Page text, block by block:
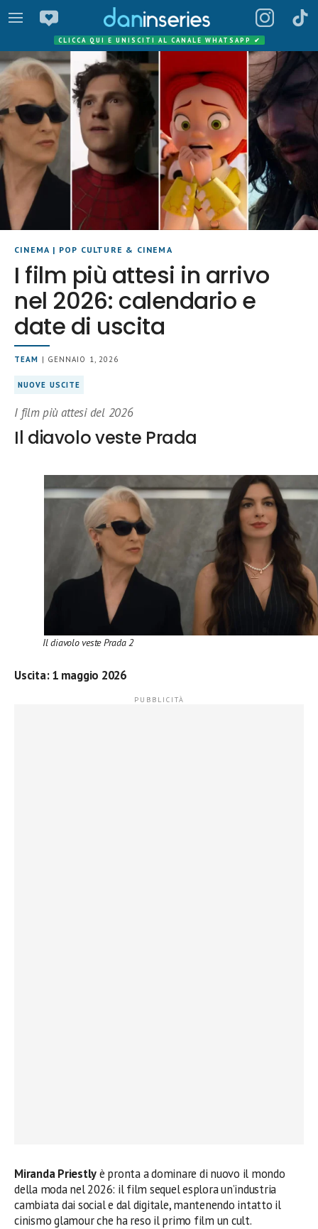
CLICCA QUI E UNISCITI AL CANALE WHATSAPP ✔
CINEMA | POP CULTURE & CINEMA
I film più attesi in arrivo
nel 2026: calendario e
date di uscita
TEAM | GENNAIO 1, 2026
NUOVE USCITE
I film più attesi del 2026
Il diavolo veste Prada
Il diavolo veste Prada 2
Uscita: 1 maggio 2026
Miranda Priestlyè pronta a dominare di nuovo il mondo
della moda nel 2026: il film sequel esplora un’industria
cambiata dai social e dal digitale, mantenendo intatto il
cinismo glamour che ha reso il primo film un cult.